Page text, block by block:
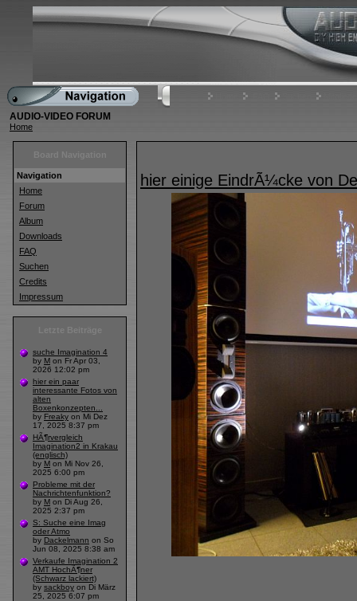
AUDIO-VIDEO FORUM
Home
Navigation
Home
Forum
Album
Downloads
FAQ
Suchen
Credits
Impressum
suche Imagination 4
by M on Fr Apr 03,
2026 12:02 pm
hier ein paar
interessante Fotos von
alten
Boxenkonzepten...
by Freaky on Mi Dez
17, 2025 8:37 pm
HÃ¶rvergleich
Imagination2 in Krakau
(englisch)
by M on Mi Nov 26,
2025 6:00 pm
Probleme mit der
Nachrichtenfunktion?
by M on Di Aug 26,
2025 2:37 pm
S: Suche eine Imag
oder Atmo
by Dackelmann on So
Jun 08, 2025 8:38 am
Verkaufe Imagination 2
AMT HochÃ¶ner
(Schwarz lackiert)
by sackboy on Di März
25, 2025 6:07 pm
hier einige EindrÃ¼cke von